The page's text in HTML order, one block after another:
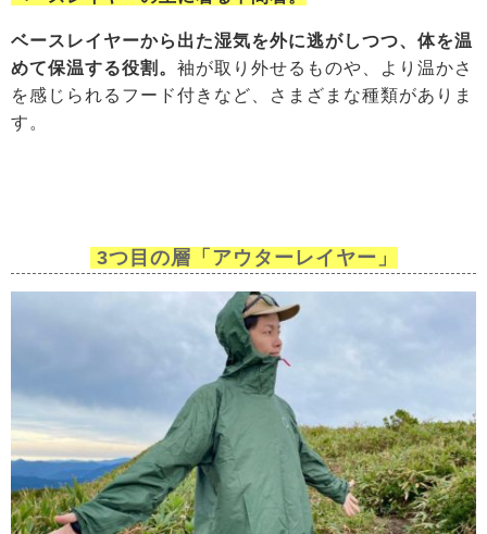
ベースレイヤーから出た湿気を外に逃がしつつ、体を温
めて保温する役割。 袖が取り外せるものや、より温かさ
を感じられるフード付きなど、さまざまな種類がありま
す。
3つ目の層「アウターレイヤー」